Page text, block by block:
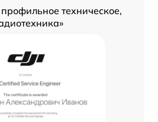
профильное техническое,